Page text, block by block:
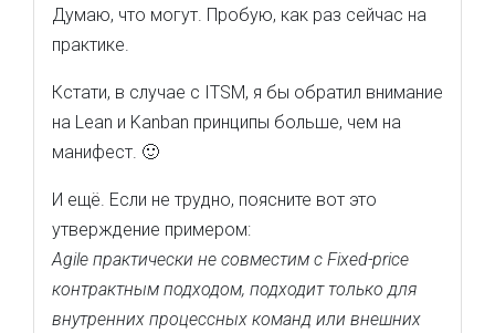
Думаю, что могут. Пробую, как раз сейчас на
практике.
Кстати, в случае с ITSM, я бы обратил внимание
на Lean и Kanban принципы больше, чем на
манифест. 🙂
И ещё. Если не трудно, поясните вот это
утверждение примером:
Agile практически не совместим с Fixed-price
контрактным подходом, подходит только для
внутренних процессных команд или внешних